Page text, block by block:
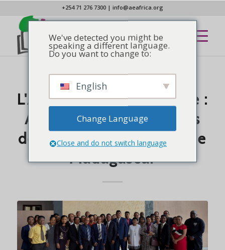
+254 71 276 7300| info@aeafrica.org
NOUVELLES
L'Afrique que Dieu désire :
AEA SG s'engage auprès
de l'Église évangélique de
Madagascar
We've detected you might be
speaking a different language.
Do you want to change to:
English
Change Language
Close and do not switch language